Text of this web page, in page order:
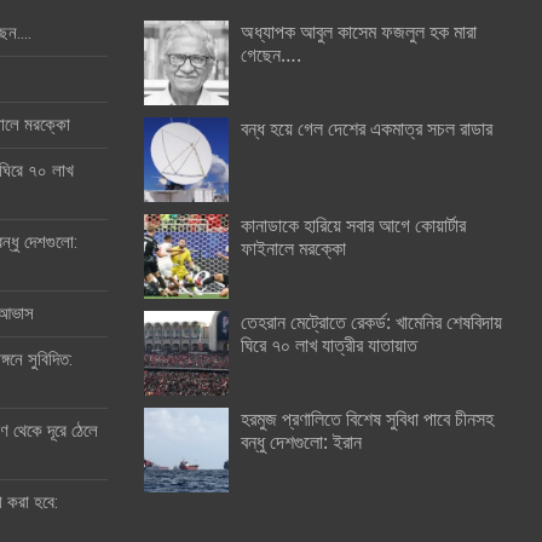
মরক্কো
৭০ লাখ
দেশগুলো:
সুবিদিত:
থেকে দূরে ঠেলে
হবে:
অধ্যাপক আবুল কাসেম ফজলুল হক মারা
গেছেন….
বন্ধ হয়ে গেল দেশের একমাত্র সচল রাডার
কানাডাকে হারিয়ে সবার আগে কোয়ার্টার
ফাইনালে মরক্কো
তেহরান মেট্রোতে রেকর্ড: খামেনির শেষবিদায়
ঘিরে ৭০ লাখ যাত্রীর যাতায়াত
হরমুজ প্রণালিতে বিশেষ সুবিধা পাবে চীনসহ
বন্ধু দেশগুলো: ইরান